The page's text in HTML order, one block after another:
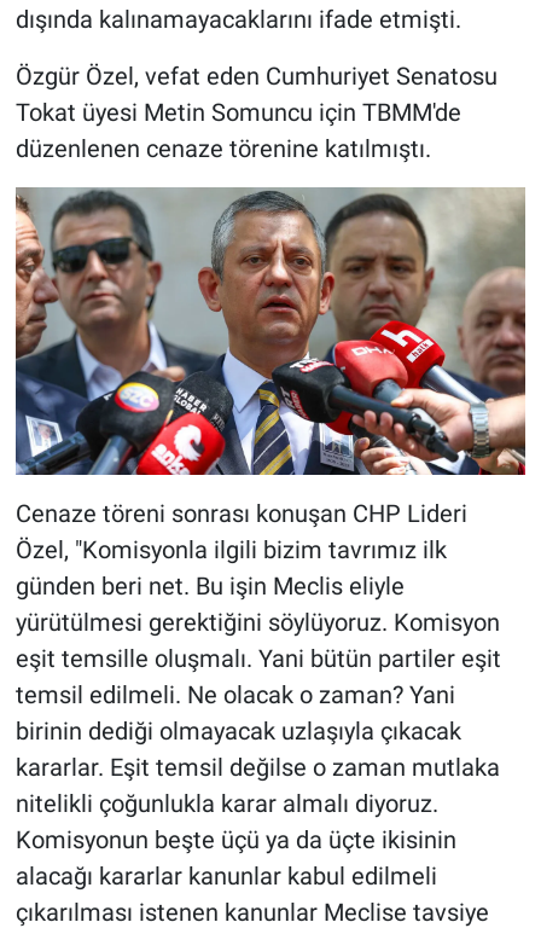
dışında kalınamayacaklarını ifade etmişti.
Özgür Özel, vefat eden Cumhuriyet Senatosu
Tokat üyesi Metin Somuncu için TBMM'de
düzenlenen cenaze törenine katılmıştı.
Cenaze töreni sonrası konuşan CHP Lideri
Özel, "Komisyonla ilgili bizim tavrımız ilk
günden beri net. Bu işin Meclis eliyle
yürütülmesi gerektiğini söylüyoruz. Komisyon
eşit temsille oluşmalı. Yani bütün partiler eşit
temsil edilmeli. Ne olacak o zaman? Yani
birinin dediği olmayacak uzlaşıyla çıkacak
kararlar. Eşit temsil değilse o zaman mutlaka
nitelikli çoğunlukla karar almalı diyoruz.
Komisyonun beşte üçü ya da üçte ikisinin
alacağı kararlar kanunlar kabul edilmeli
çıkarılması istenen kanunlar Meclise tavsiye